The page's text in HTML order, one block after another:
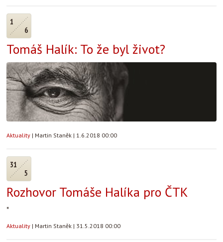
1
6
Tomáš Halík: To že byl život?
Aktuality | Martin Staněk | 1.6.2018 00:00
31
5
Rozhovor Tomáše Halíka pro ČTK
*
Aktuality | Martin Staněk | 31.5.2018 00:00